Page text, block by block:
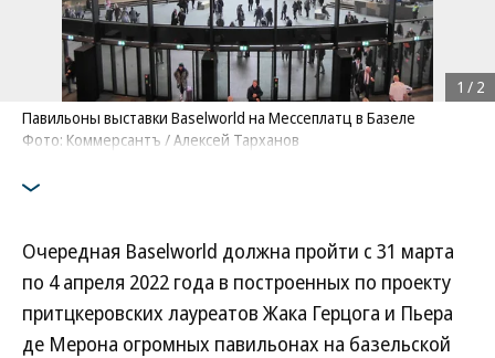
Павильоны выставки Baselworld на Мессеплатц в Базеле
Фото: Коммерсантъ / Алексей Тарханов
1 / 2
Очередная Baselworld должна пройти с 31 марта
по 4 апреля 2022 года в построенных по проекту
притцкеровских лауреатов Жака Герцога и Пьера
де Мерона огромных павильонах на базельской